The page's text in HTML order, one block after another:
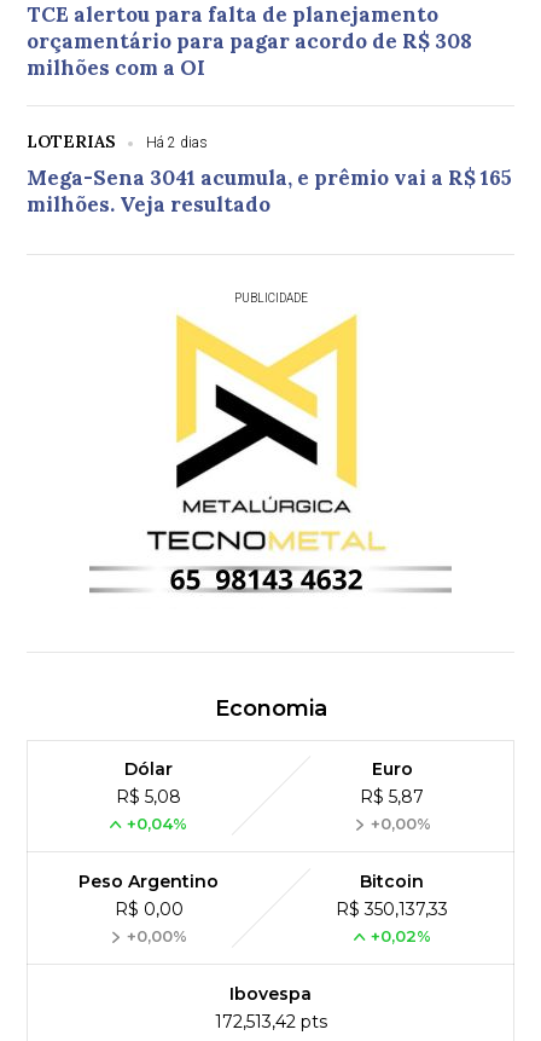
TCE alertou para falta de planejamento
orçamentário para pagar acordo de R$ 308
milhões com a OI
LOTERIAS Há 2 dias
Mega-Sena 3041 acumula, e prêmio vai a R$ 165
milhões. Veja resultado
PUBLICIDADE
Economia
Dólar
R$ 5,08
+0,04%
Euro
R$ 5,87
+0,00%
Peso Argentino
R$ 0,00
+0,00%
Bitcoin
R$ 350,137,33
+0,02%
Ibovespa
172,513,42 pts